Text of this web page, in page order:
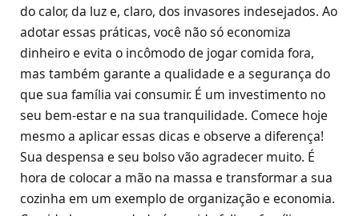
do calor, da luz e, claro, dos invasores indesejados. Ao
adotar essas práticas, você não só economiza
dinheiro e evita o incômodo de jogar comida fora,
mas também garante a qualidade e a segurança do
que sua família vai consumir. É um investimento no
seu bem-estar e na sua tranquilidade. Comece hoje
mesmo a aplicar essas dicas e observe a diferença!
Sua despensa e seu bolso vão agradecer muito. É
hora de colocar a mão na massa e transformar a sua
cozinha em um exemplo de organização e economia.